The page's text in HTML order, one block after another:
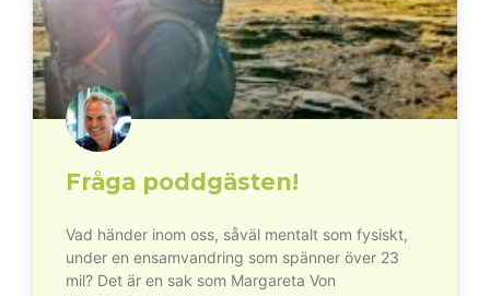
Fråga poddgästen!
Vad händer inom oss, såväl mentalt som fysiskt,
under en ensamvandring som spänner över 23
mil? Det är en sak som Margareta Von